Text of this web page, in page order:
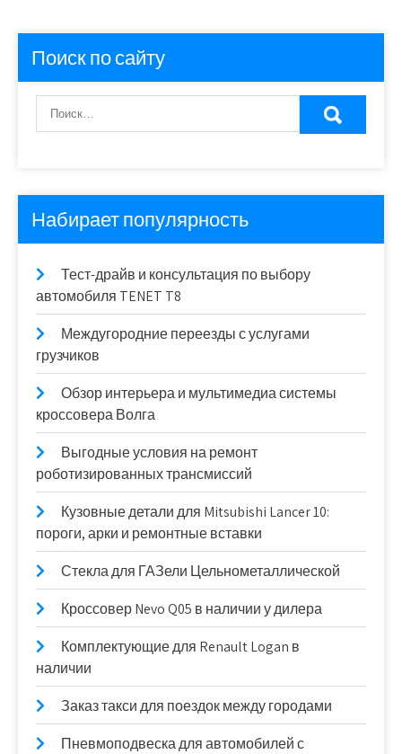
Поиск по сайту
Набирает популярность
Тест-драйв и консультация по выбору
автомобиля TENET T8
Междугородние переезды с услугами
грузчиков
Обзор интерьера и мультимедиа системы
кроссовера Волга
Выгодные условия на ремонт
роботизированных трансмиссий
Кузовные детали для Mitsubishi Lancer 10:
пороги, арки и ремонтные вставки
Стекла для ГАЗели Цельнометаллической
Кроссовер Nevo Q05 в наличии у дилера
Комплектующие для Renault Logan в
наличии
Заказ такси для поездок между городами
Пневмоподвеска для автомобилей с